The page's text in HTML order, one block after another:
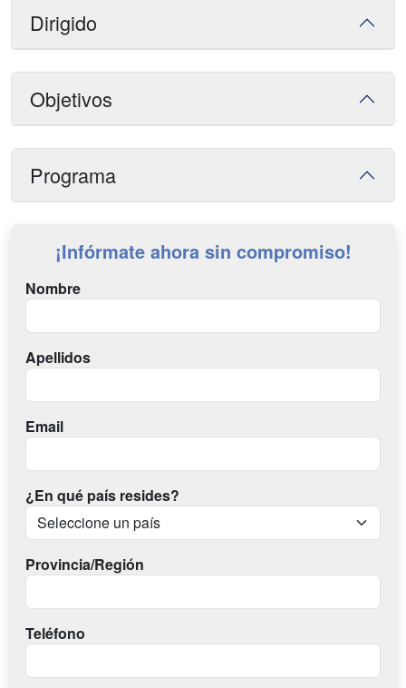
Dirigido
Objetivos
Programa
¡Infórmate ahora sin compromiso!
Nombre
Apellidos
Email
¿En qué país resides?
Provincia/Región
Teléfono